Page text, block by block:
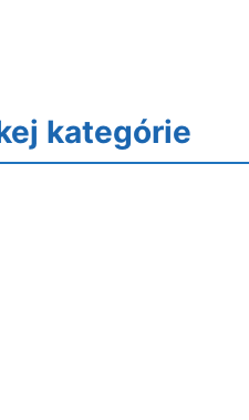
kategórie